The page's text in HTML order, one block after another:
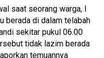
saat seorang warga, I
berada di dalam telabah
sekitar pukul 06.00
tidak lazim berada
temuannya